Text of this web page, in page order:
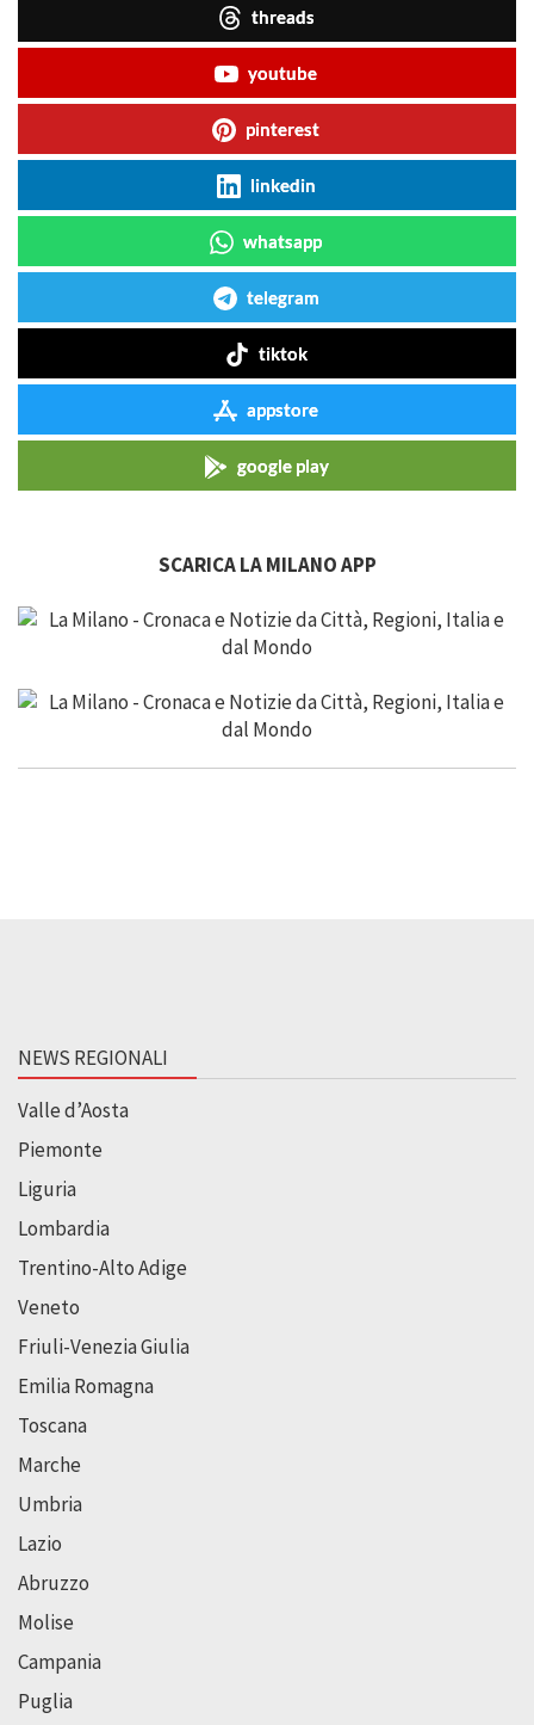
threads
youtube
pinterest
linkedin
whatsapp
telegram
tiktok
appstore
google play
SCARICA LA MILANO APP
NEWS REGIONALI
Valle d’Aosta
Piemonte
Liguria
Lombardia
Trentino-Alto Adige
Veneto
Friuli-Venezia Giulia
Emilia Romagna
Toscana
Marche
Umbria
Lazio
Abruzzo
Molise
Campania
Puglia